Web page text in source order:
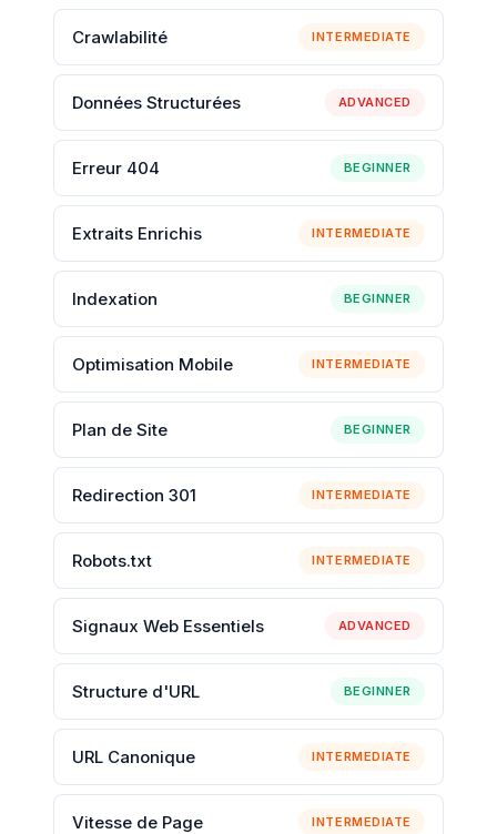
Crawlabilité INTERMEDIATE
Données Structurées ADVANCED
Erreur 404 BEGINNER
Extraits Enrichis INTERMEDIATE
Indexation BEGINNER
Optimisation Mobile INTERMEDIATE
Plan de Site BEGINNER
Redirection 301 INTERMEDIATE
Robots.txt INTERMEDIATE
Signaux Web Essentiels ADVANCED
Structure d'URL BEGINNER
URL Canonique INTERMEDIATE
Vitesse de Page INTERMEDIATE